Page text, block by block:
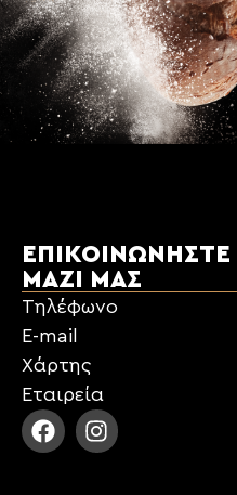
ΕΠΙΚΟΙΝΩΝΉΣΤΕ
ΜΑΖΊ ΜΑΣ
Τηλέφωνο
E-mail
Χάρτης
Εταιρεία